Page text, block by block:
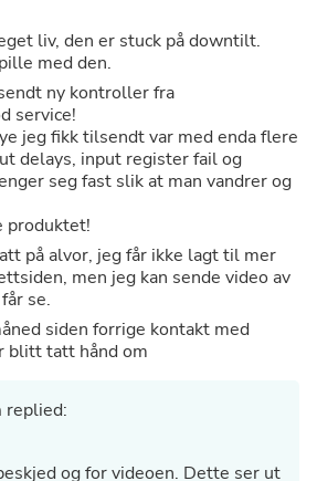
liv, den er stuck på downtilt.
med den.
ny kontroller fra
service!
jeg fikk tilsendt var med enda flere
delays, input register fail og
seg fast slik at man vandrer og
produktet!
på alvor, jeg får ikke lagt til mer
men jeg kan sende video av
se.
siden forrige kontakt med
blitt tatt hånd om
replied:
og for videoen. Dette ser ut